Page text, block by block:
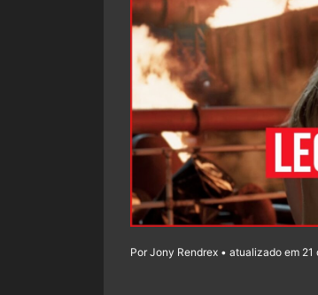
Por Jony Rendrex • atualizado em